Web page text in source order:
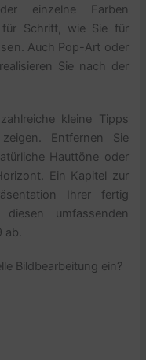
einzelne Farben
Schritt, wie Sie für
Auch Pop-Art oder
Sie nach der
kleine Tipps
Entfernen Sie
Hauttöne oder
Ein Kapitel zur
Ihrer fertig
umfassenden
ab.
Bildbearbeitung ein?